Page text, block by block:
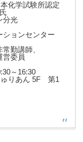
化学試験所認定
分光
ョンセンター
勤講師、
委員
～16:30
りあん 5F 第1